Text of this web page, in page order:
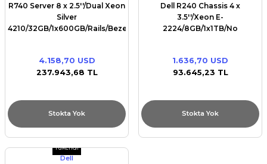
R740 Server 8 x 2.5''/Dual Xeon
Silver
4210/32GB/1x600GB/Rails/Bezel/DVD
Ent/Redundant 750w
4.158,70 USD
237.943,68 TL
Stokta Yok
Dell R240 Chassis 4 x
3.5''/Xeon E-
2224/8GB/1x1TB/No
DP/iDRAC9 Bas/
1.636,70 USD
93.645,23 TL
Stokta Yok
Tükendi
Dell